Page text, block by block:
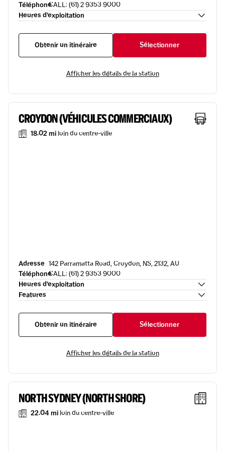
TéléphoneCALL: (61) 2 9353 9000
Heures d’exploitation
Obtenir un itinéraire Sélectionner
Afficher les détails de la station
CROYDON (VÉHICULES COMMERCIAUX)
18.02 mi loin du centre-ville
Adresse 142 Parramatta Road, Croydon, NS, 2132, AU
TéléphoneCALL: (61) 2 9353 9000
Heures d’exploitation
Features
Obtenir un itinéraire Sélectionner
Afficher les détails de la station
NORTH SYDNEY (NORTH SHORE)
22.04 mi loin du centre-ville